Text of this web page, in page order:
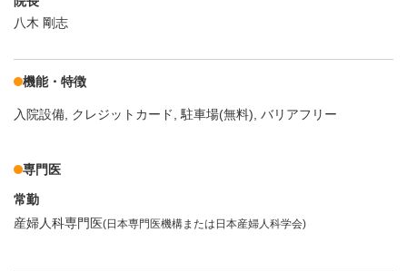
八木 剛志
機能・特徴
入院設備 クレジットカード 駐車場(無料) バリアフリー
専門医
常勤
産婦人科専門医(日本専門医機構または日本産婦人科学会)